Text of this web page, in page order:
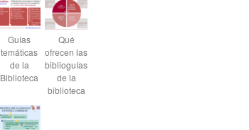
Guías
temáticas
de la
Biblioteca
Qué
ofrecen las
biblioguías
de la
biblioteca